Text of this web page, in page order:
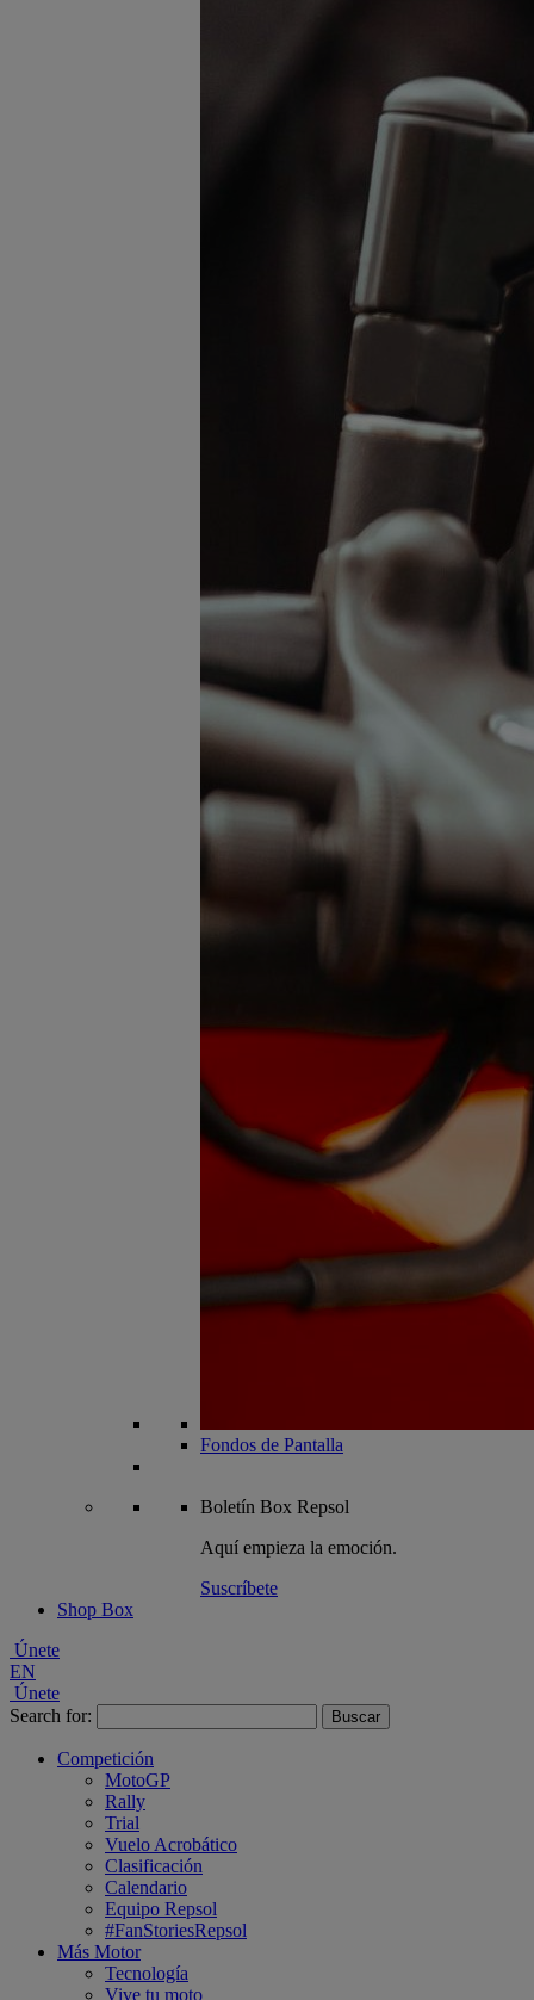
Fondos de Pantalla
Boletín Box Repsol
Aquí empieza la emoción.
Suscríbete
Shop Box
Únete
EN
Únete
Search for:
Competición
MotoGP
Rally
Trial
Vuelo Acrobático
Clasificación
Calendario
Equipo Repsol
#FanStoriesRepsol
Más Motor
Tecnología
Vive tu moto